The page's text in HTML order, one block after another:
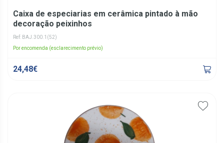
Caixa de especiarias em cerâmica pintado à mão
decoração peixinhos
Ref: BAJ.300.1(52)
Por encomenda (esclarecimento prévio)
24,48€